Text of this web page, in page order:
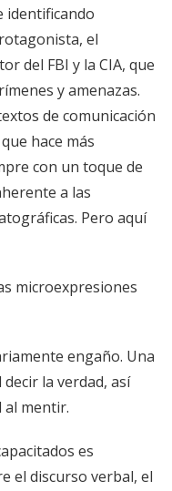
identificando
el
del FBI y la CIA, que
y amenazas.
de comunicación
hace más
con un toque de
a las
Pero aquí
microexpresiones
engaño. Una
la verdad, así
al mentir.
es
el discurso verbal, el